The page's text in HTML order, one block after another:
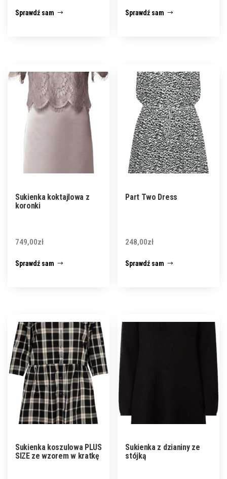
Sprawdź sam Sprawdź sam
Sukienka koktajlowa z
koronki
749,00zł
Sprawdź sam
Part Two Dress
248,00zł
Sprawdź sam
Sukienka koszulowa PLUS
SIZE ze wzorem w kratkę
Sukienka z dzianiny ze
stójką